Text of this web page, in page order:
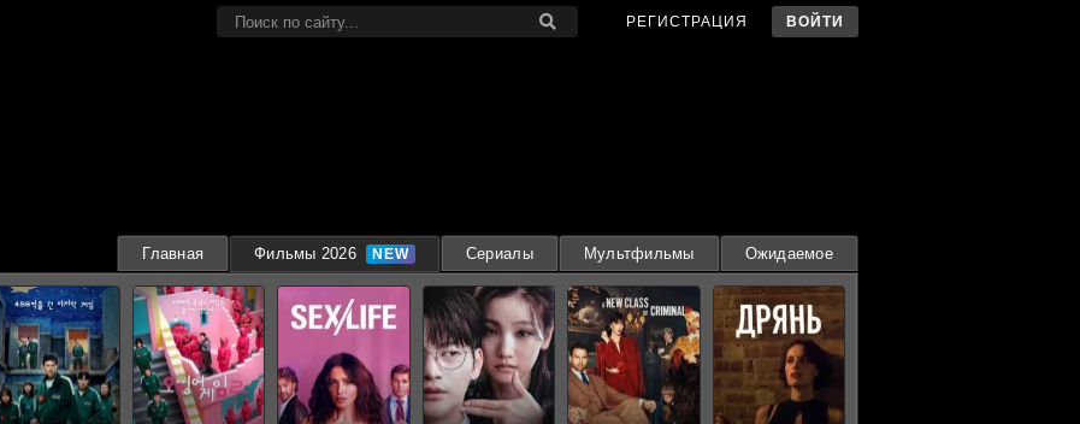
РЕГИСТРАЦИЯ ВОЙТИ
Главная Фильмы 2026 Сериалы Мультфильмы Ожидаемое